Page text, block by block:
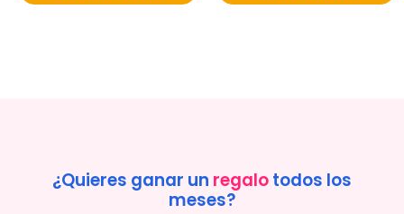
¿Quieres ganar un regalotodos los
meses?